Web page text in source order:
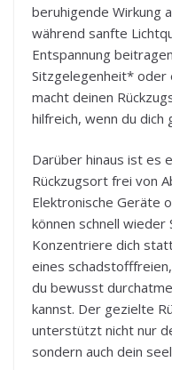
beruhigende Wirkung
während sanfte
Entspannung
Sitzgelegenheit* oder
macht deinen
hilfreich, wenn du
Darüber hinaus ist es
Rückzugsort frei von
Elektronische Geräte
können schnell wieder
Konzentriere dich
eines
du bewusst
kannst. Der gezielte
unterstützt nicht nur
sondern auch dein